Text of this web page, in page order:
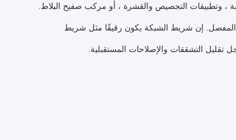
، وتطبيقات التجصيص والقشرة ، أو مركب صفيح البلاط.
إن شريط الشبكة يكون رقيقًا مثل شريط
التشققات والإصلاحات المستقبلية.